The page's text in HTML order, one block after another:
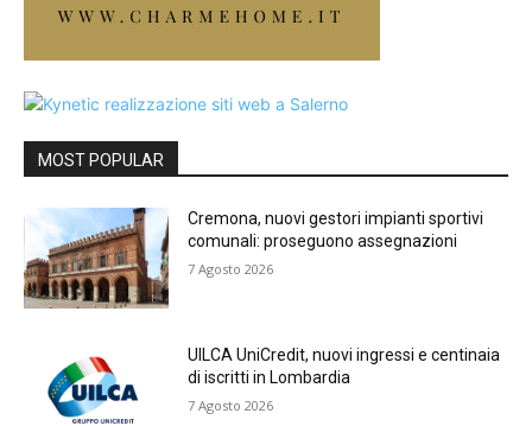
MOST POPULAR
Cremona, nuovi gestori impianti sportivi
comunali: proseguono assegnazioni
7 Agosto 2026
UILCA UniCredit, nuovi ingressi e centinaia
di iscritti in Lombardia
7 Agosto 2026